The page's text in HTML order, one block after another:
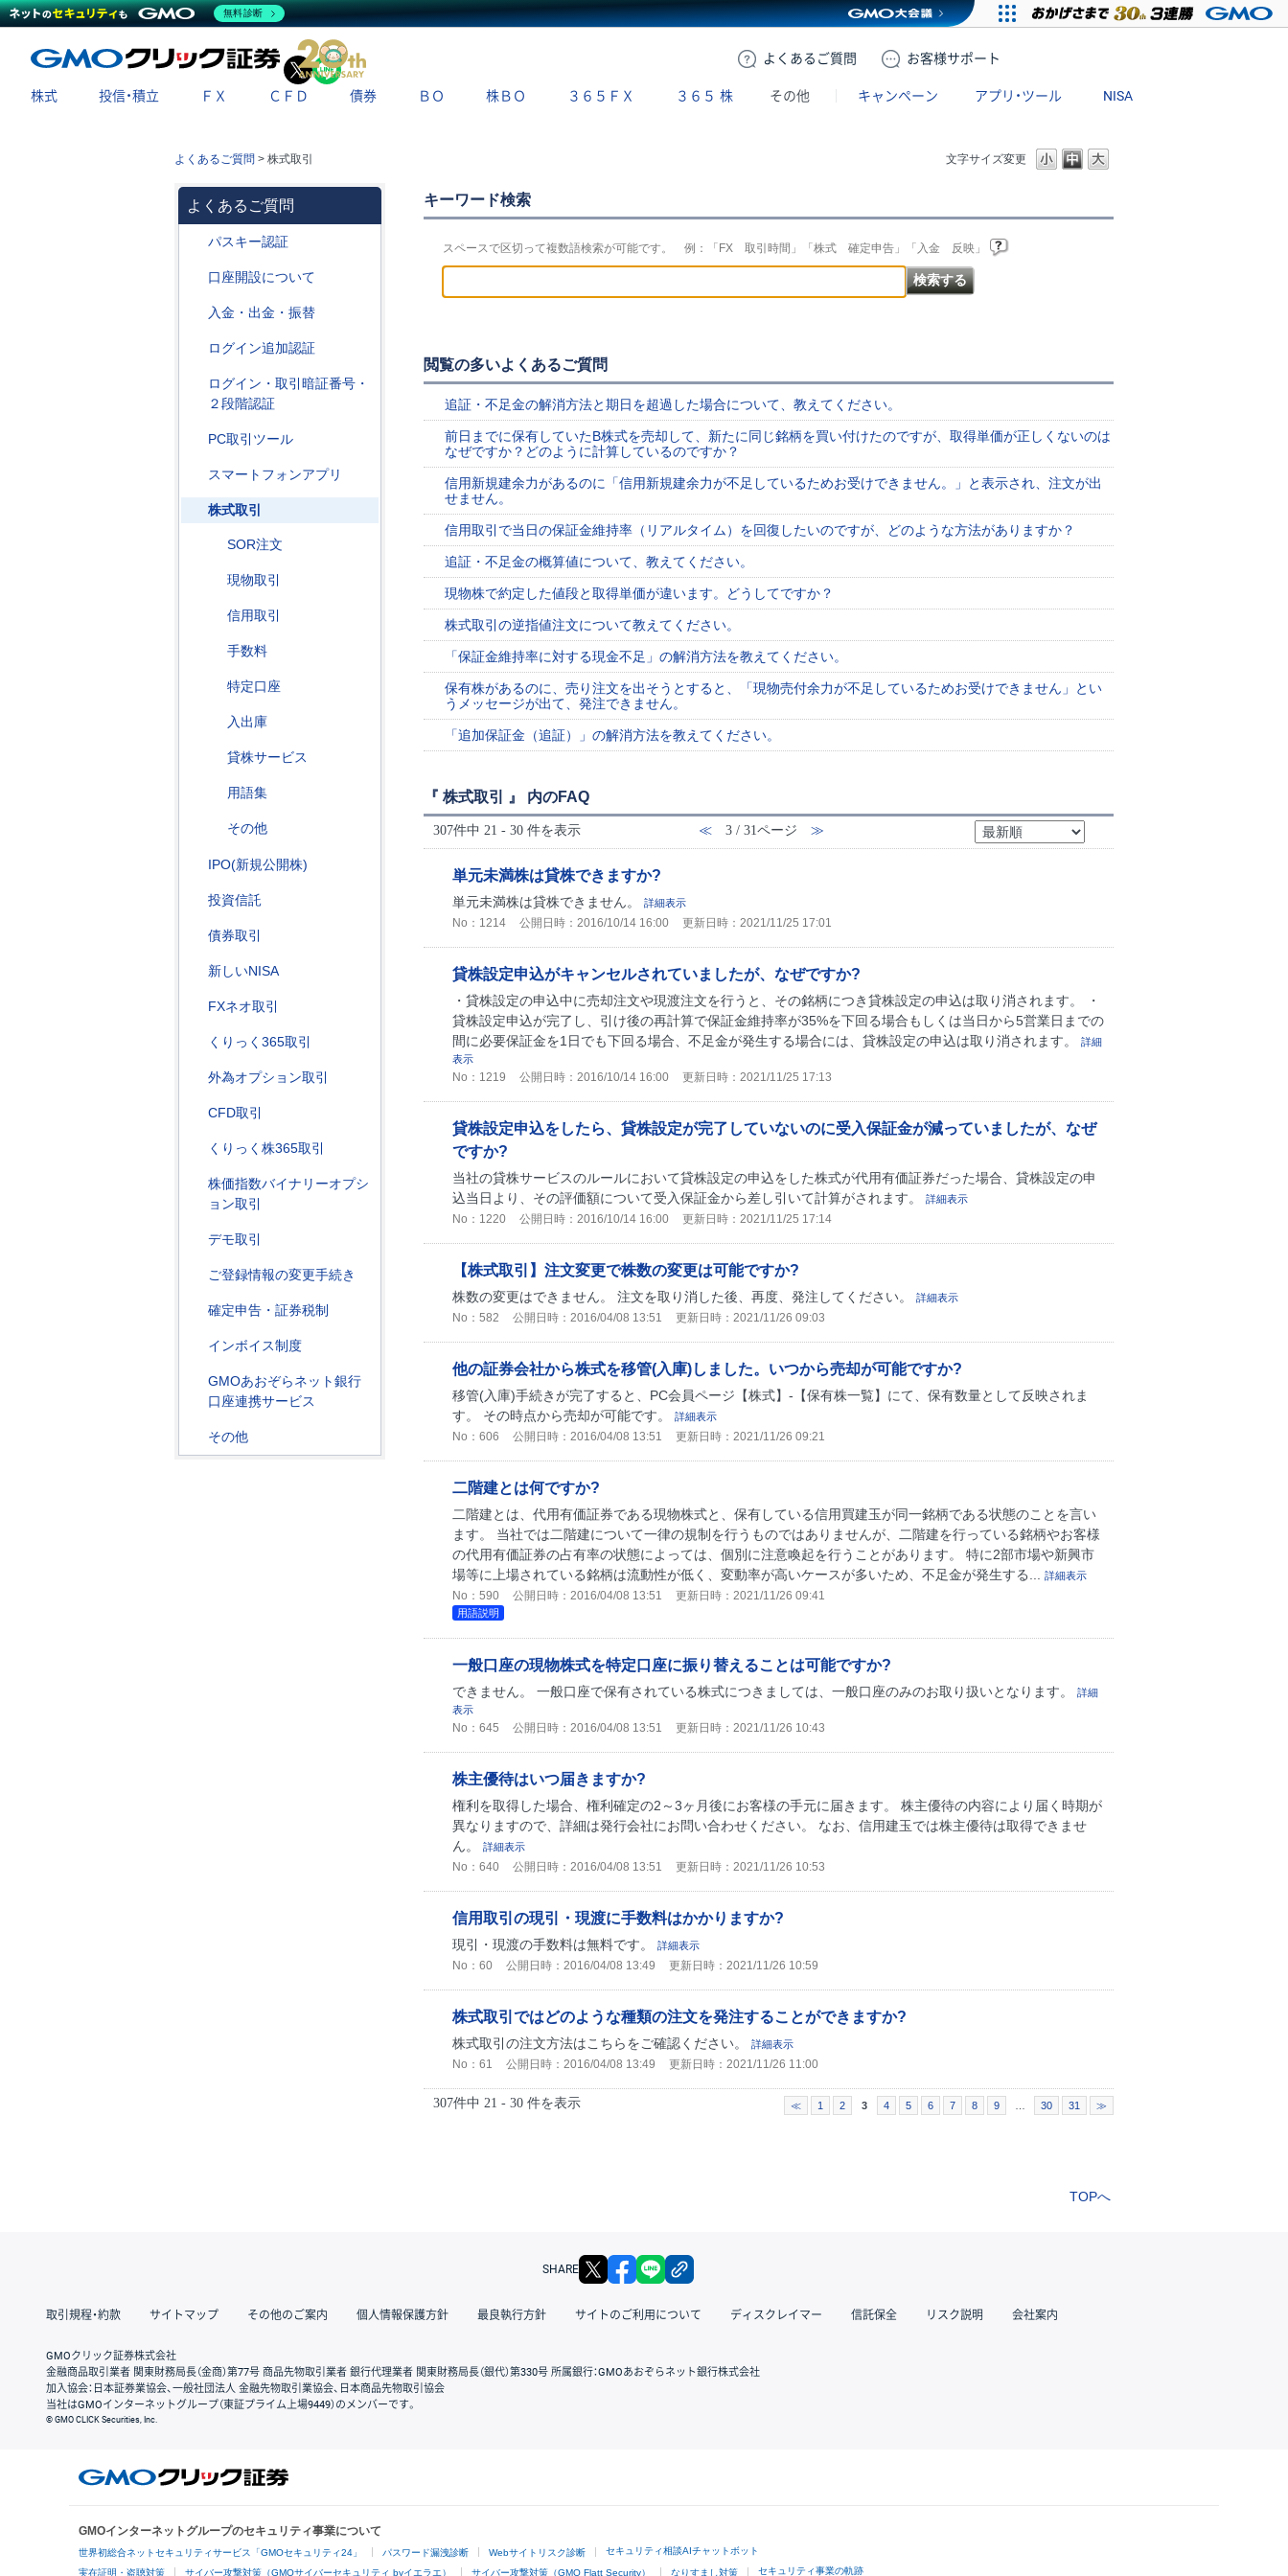
よくある ご質問 お客様サポート
X
株式 投信・積立 ＦＸ ＣＦＤ 債券 ＢＯ 株ＢＯ ３６５ＦＸ ３６５ 株 その他 キャンペーン アプリ・ツール NISA
文字サイズ変更
よくあるご質問 > 株式取引
よくあるご質問
パスキー認証
口座開設について
入金・出金・振替
ログイン追加認証
ログイン・取引暗証番号・
２段階認証
PC取引ツール
スマートフォンアプリ
株式取引
SOR注文
現物取引
信用取引
手数料
特定口座
入出庫
貸株サービス
用語集
その他
IPO(新規公開株)
投資信託
債券取引
新しいNISA
FXネオ取引
くりっく365取引
外為オプション取引
CFD取引
くりっく株365取引
株価指数バイナリーオプシ
ョン取引
デモ取引
ご登録情報の変更手続き
確定申告・証券税制
インボイス制度
GMOあおぞらネット銀行
口座連携サービス
その他
キーワード検索
スペースで区切って複数語検索が可能です。 例：「FX 取引時間」「株式 確定申告」「入金 反映」
閲覧の多いよくあるご質問
追証・不足金の解消方法と期日を超過した場合について、教えてください。
前日までに保有していたB株式を売却して、新たに同じ銘柄を買い付けたのですが、取得単価が正しくないのは
なぜですか？どのように計算しているのですか？
信用新規建余力があるのに「信用新規建余力が不足しているためお受けできません。」と表示され、注文が出
せません。
信用取引で当日の保証金維持率（リアルタイム）を回復したいのですが、どのような方法がありますか？
追証・不足金の概算値について、教えてください。
現物株で約定した値段と取得単価が違います。どうしてですか？
株式取引の逆指値注文について教えてください。
「保証金維持率に対する現金不足」の解消方法を教えてください。
保有株があるのに、売り注文を出そうとすると、「現物売付余力が不足しているためお受けできません」とい
うメッセージが出て、発注できません。
「追加保証金（追証）」の解消方法を教えてください。
『 株式取引 』 内のFAQ
307件中 21 - 30 件を表示 ≪ 3 / 31ページ ≫
単元未満株は貸株できますか?
単元未満株は貸株できません。 詳細表示
No：1214 公開日時：2016/10/14 16:00 更新日時：2021/11/25 17:01
貸株設定申込がキャンセルされていましたが、なぜですか?
・貸株設定の申込中に売却注文や現渡注文を行うと、その銘柄につき貸株設定の申込は取り消されます。 ・
貸株設定申込が完了し、引け後の再計算で保証金維持率が35%を下回る場合もしくは当日から5営業日までの
間に必要保証金を1日でも下回る場合、不足金が発生する場合には、貸株設定の申込は取り消されます。
詳細
表示
No：1219 公開日時：2016/10/14 16:00 更新日時：2021/11/25 17:13
貸株設定申込をしたら、貸株設定が完了していないのに受入保証金が減っていましたが、なぜ
ですか?
当社の貸株サービスのルールにおいて貸株設定の申込をした株式が代用有価証券だった場合、貸株設定の申
込当日より、その評価額について受入保証金から差し引いて計算がされます。
詳細表示
No：1220 公開日時：2016/10/14 16:00 更新日時：2021/11/25 17:14
【株式取引】注文変更で株数の変更は可能ですか?
株数の変更はできません。 注文を取り消した後、再度、発注してください。 詳細表示
No：582 公開日時：2016/04/08 13:51 更新日時：2021/11/26 09:03
他の証券会社から株式を移管(入庫)しました。いつから売却が可能ですか?
移管(入庫)手続きが完了すると、PC会員ページ【株式】-【保有株一覧】にて、保有数量として反映されま
す。 その時点から売却が可能です。
詳細表示
No：606 公開日時：2016/04/08 13:51 更新日時：2021/11/26 09:21
二階建とは何ですか?
二階建とは、代用有価証券である現物株式と、保有している信用買建玉が同一銘柄である状態のことを言い
ます。 当社では二階建について一律の規制を行うものではありませんが、二階建を行っている銘柄やお客様
の代用有価証券の占有率の状態によっては、個別に注意喚起を行うことがあります。 特に2部市場や新興市
場等に上場されている銘柄は流動性が低く、変動率が高いケースが多いため、不足金が発生する...
詳細表示
No：590 公開日時：2016/04/08 13:51 更新日時：2021/11/26 09:41
用語説明
一般口座の現物株式を特定口座に振り替えることは可能ですか?
できません。 一般口座で保有されている株式につきましては、一般口座のみのお取り扱いとなります。
詳細
表示
No：645 公開日時：2016/04/08 13:51 更新日時：2021/11/26 10:43
株主優待はいつ届きますか?
権利を取得した場合、権利確定の2～3ヶ月後にお客様の手元に届きます。 株主優待の内容により届く時期が
異なりますので、詳細は発行会社にお問い合わせください。 なお、信用建玉では株主優待は取得できませ
ん。
詳細表示
No：640 公開日時：2016/04/08 13:51 更新日時：2021/11/26 10:53
信用取引の現引・現渡に手数料はかかりますか?
現引・現渡の手数料は無料です。 詳細表示
No：60 公開日時：2016/04/08 13:49 更新日時：2021/11/26 10:59
株式取引ではどのような種類の注文を発注することができますか?
株式取引の注文方法はこちらをご確認ください。 詳細表示
No：61 公開日時：2016/04/08 13:49 更新日時：2021/11/26 11:00
307件中 21 - 30 件を表示 ≪ 1 2 3 4 5 6 7 8 9 30 31 ≫
TOPへ
SHARE X facebook
取引規程・約款 サイトマップ その他のご案内 個人情報保護方針 最良執行方針 サイトのご利用について ディスクレイマー 信託保全 リスク説明 会社案内
GMOクリック証券株式会社
金融商品取引業者 関東財務局長（金商）第77号 商品先物取引業者 銀行代理業者 関東財務局長（銀代）第330号 所属銀行：GMOあおぞらネット銀行株式会社
加入協会：日本証券業協会、一般社団法人 金融先物取引業協会、日本商品先物取引協会
当社はGMOインターネットグループ（東証プライム上場9449）のメンバーです。
© GMO CLICK Securities, Inc.
GMOインターネットグループのセキュリティ事業について
世界初総合ネットセキュリティサービス「GMOセキュリティ24」 パスワード漏洩診断 Webサイトリスク診断 セキュリティ相談AIチャットボット
実在証明・盗聴対策 サイバー攻撃対策（GMOサイバーセキュリティ byイエラエ） サイバー攻撃対策（GMO Flatt Security） なりすまし対策 セキュリティ事業の軌跡
無料診断